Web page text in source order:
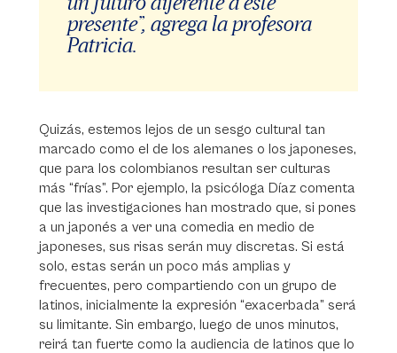
presente”, agrega la profesora
Patricia.
Quizás, estemos lejos de un sesgo cultural tan
marcado como el de los alemanes o los japoneses,
que para los colombianos resultan ser culturas
más “frías”. Por ejemplo, la psicóloga Díaz comenta
que las investigaciones han mostrado que, si pones
a un japonés a ver una comedia en medio de
japoneses, sus risas serán muy discretas. Si está
solo, estas serán un poco más amplias y
frecuentes, pero compartiendo con un grupo de
latinos, inicialmente la expresión “exacerbada” será
su limitante. Sin embargo, luego de unos minutos,
reirá tan fuerte como la audiencia de latinos que lo